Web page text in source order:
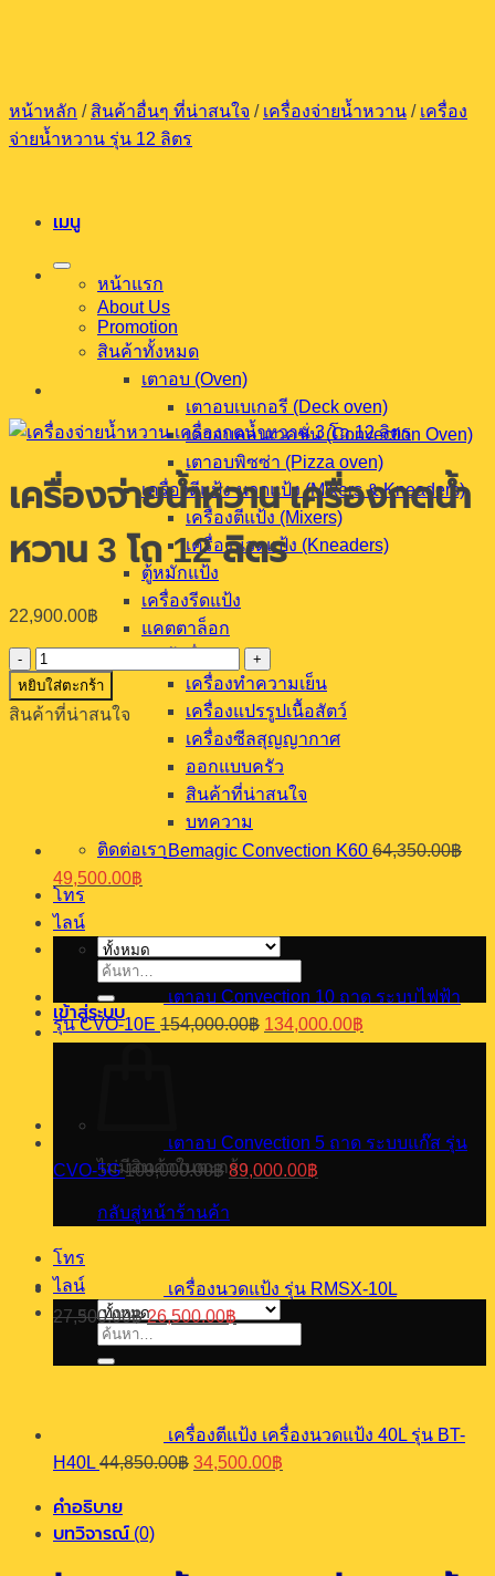
เนื้อหา
เมนู
หน้าแรก
About Us
Promotion
สินค้าทั้งหมด
เตาอบ (Oven)
เตาอบเบเกอรี (Deck oven)
เตาอบคอนเวคชั่น (Convection Oven)
เตาอบพิซซ่า (Pizza oven)
เครื่องตีแป้ง-นวดแป้ง (Mixers & Kneaders)
เครื่องตีแป้ง (Mixers)
เครื่องนวดแป้ง (Kneaders)
ตู้หมักแป้ง
เครื่องรีดแป้ง
แคตตาล็อก
เครื่องทำความเย็น
เครื่องแปรรูปเนื้อสัตว์
เครื่องซีลสุญญากาศ
ออกแบบครัว
สินค้าที่น่าสนใจ
บทความ
ติดต่อเรา
โทร
ไลน์
ค้นหา:
เข้าสู่ระบบ
ไม่มีสินค้าในตะกร้า
กลับสู่หน้าร้านค้า
โทร
ไลน์
ค้นหา:
หน้าหลัก / สินค้าอื่นๆ ที่น่าสนใจ / เครื่องจ่ายน้ำหวาน / เครื่อง
จ่ายน้ำหวาน รุ่น 12 ลิตร
เครื่องจ่ายน้ำหวาน เครื่องกดน้ำ
หวาน 3 โถ 12 ลิตร
22,900.00฿
จำนวน
เครื่อง
จ่าย
น้ำ
หวาน
3
โถ
12
ชิ้น
หยิบใส่ตะกร้า
สินค้าที่น่าสนใจ
Bemagic Convection K60 64,350.00฿
Original
price
was:
64,350.00฿.
49,500.00฿
price
49,500.00฿.
เตาอบ Convection 10 ถาด ระบบไฟฟ้า
รุ่น CVO-10E 154,000.00฿ Original
price
134,000.00฿
price
เตาอบ Convection 5 ถาด ระบบแก๊ส รุ่น
CVO-5G 109,000.00฿ Original
price
109,000.00฿.
89,000.00฿
price
89,000.00฿.
เครื่องนวดแป้ง รุ่น RMSX-10L
27,500.00฿Original
price
was:
26,500.00฿ Current
price
is:
เครื่องตีแป้ง เครื่องนวดแป้ง 40L รุ่น BT-
H40L 44,850.00฿ Original
price
34,500.00฿
price
คำอธิบาย
บทวิจารณ์ (0)